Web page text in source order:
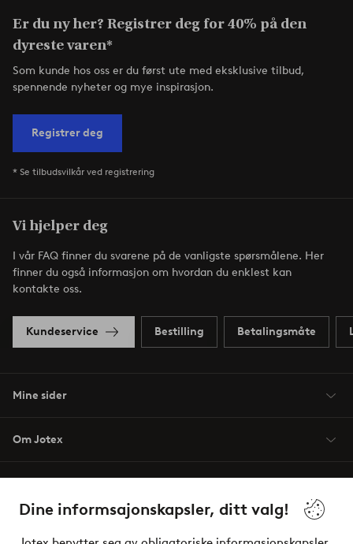
Dine informsajonskapsler, ditt valg!
Er du ny her? Registrer deg for 40% på den
dyreste varen*
Som kunde hos oss er du først ute med eksklusive tilbud,
spennende nyheter og mye inspirasjon.
Registrer deg
* Se tilbudsvilkår ved registrering
Vi hjelper deg
I vår FAQ finner du svarene på de vanligste spørsmålene. Her
finner du også informasjon om hvordan du enklest kan
kontakte oss.
Kundeservice Bestilling Betalingsmåte
Mine sider
Om Jotex